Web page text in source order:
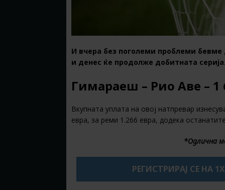
И вчера без поголеми проблеми
и денес ќе продолже добитната
Гимараеш – Рио Аве – 1
Вкупната уплата на овој натпревар
евра, за реми 1.266 евра, додека
*Одлична
РЕГИСТРИРАЈ СЕ НА